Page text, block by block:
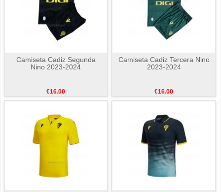
Camiseta Cadiz Segunda
Nino 2023-2024
€16.00
Camiseta Cadiz Tercera Nino
2023-2024
€16.00